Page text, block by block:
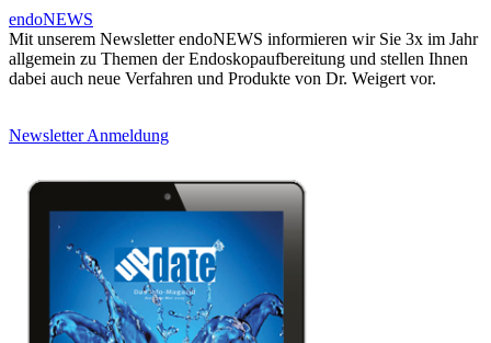
endoNEWS
Mit unserem Newsletter endoNEWS informieren wir Sie 3x im Jahr
allgemein zu Themen der Endoskopaufbereitung und stellen Ihnen
dabei auch neue Verfahren und Produkte von Dr. Weigert vor.
Newsletter Anmeldung